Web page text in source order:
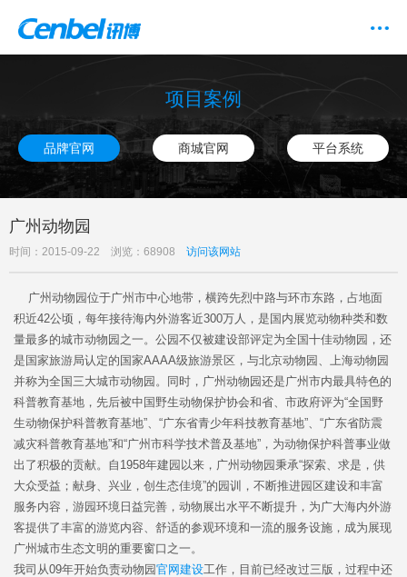
项目案例
品牌官网 商城官网 平台系统
广州动物园
时间：2015-09-22 浏览：68908 访问该网站
广州动物园位于广州市中心地带，横跨先烈中路与环市东路，占地面
积近42公顷，每年接待海内外游客近300万人，是国内展览动物种类和数
量最多的城市动物园之一。公园不仅被建设部评定为全国十佳动物园，还
是国家旅游局认定的国家AAAA级旅游景区，与北京动物园、上海动物园
并称为全国三大城市动物园。同时，广州动物园还是广州市内最具特色的
科普教育基地，先后被中国野生动物保护协会和省、市政府评为“全国野
生动物保护科普教育基地”、“广东省青少年科技教育基地”、“广东省防震
减灾科普教育基地”和“广州市科学技术普及基地”，为动物保护科普事业做
出了积极的贡献。自1958年建园以来，广州动物园秉承“探索、求是，供
大众受益；献身、兴业，创生态佳境”的园训，不断推进园区建设和丰富
服务内容，游园环境日益完善，动物展出水平不断提升，为广大海内外游
客提供了丰富的游览内容、舒适的参观环境和一流的服务设施，成为展现
广州城市生态文明的重要窗口之一。
我司从09年开始负责动物园官网建设工作，目前已经改过三版，过程中还